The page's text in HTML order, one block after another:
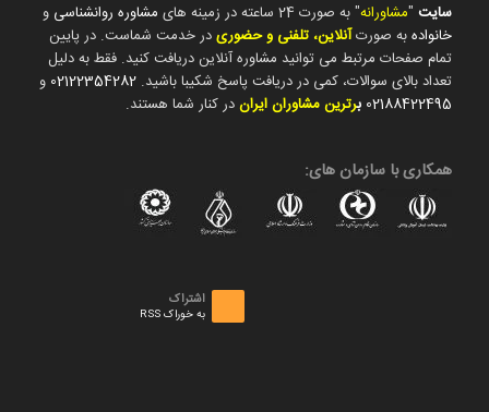
سایت"مشاورانه" به صورت 24 ساعته در زمینه های مشاوره روانشناسی و
خانوادهبه صورتآنلاین، تلفنی و حضوریدر خدمت شماست. در پایین
تمام صفحات مرتبط می توانید مشاوره آنلاین دریافت کنید. فقط به دلیل
تعداد بالای سوالات، کمی در دریافت پاسخ شکیبا باشید. 02122354282 و
02188422495 برترین مشاوران ایراندر کنار شما هستند.
همکاری با سازمان های:
اشتراک
به خوراک RSS